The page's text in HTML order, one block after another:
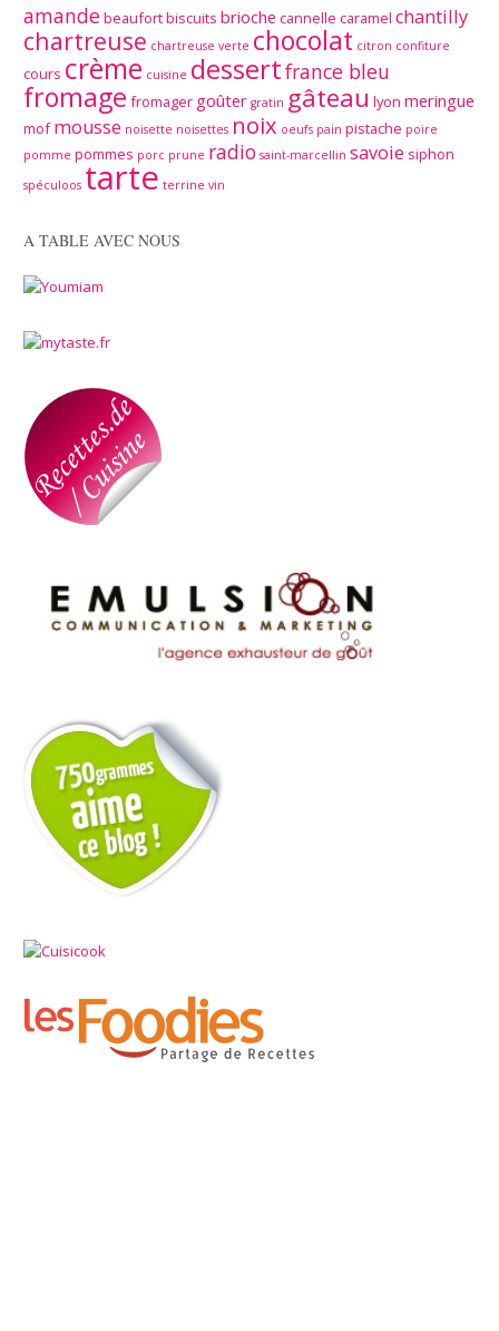
amandebeaufortbiscuits brioche cannelle caramel chantilly
chartreuse chartreuse verte chocolat citron confiture
cours crème cuisine dessertfrance bleu
fromage fromager goûter gratin gâteau lyon meringue
mof mousse noisette noisettes noix oeufs pain pistache poire
pomme pommes porc prune radio saint-marcellin savoie siphon
spéculoos tarte terrine vin
A TABLE AVEC NOUS